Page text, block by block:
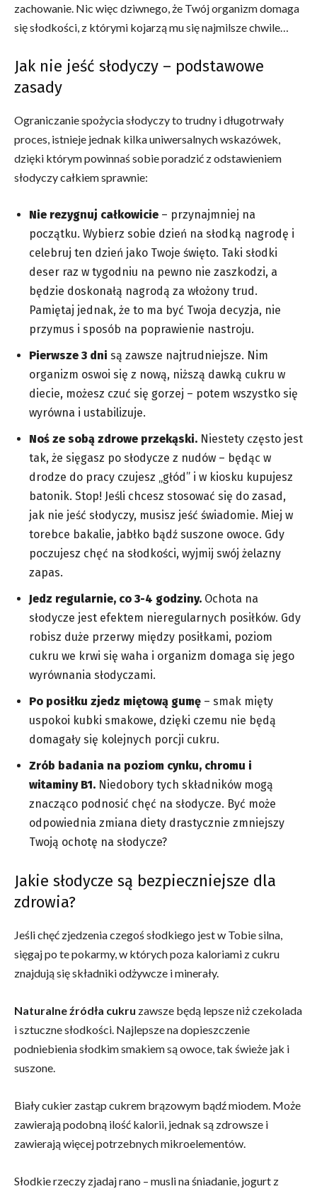
zachowanie. Nic więc dziwnego, że Twój organizm domaga
się słodkości, z którymi kojarzą mu się najmilsze chwile…
Jak nie jeść słodyczy – podstawowe
zasady
Ograniczanie spożycia słodyczy to trudny i długotrwały
proces, istnieje jednak kilka uniwersalnych wskazówek,
dzięki którym powinnaś sobie poradzić z odstawieniem
słodyczy całkiem sprawnie:
Nie rezygnuj całkowicie – przynajmniej na
początku. Wybierz sobie dzień na słodką nagrodę i
celebruj ten dzień jako Twoje święto. Taki słodki
deser raz w tygodniu na pewno nie zaszkodzi, a
będzie doskonałą nagrodą za włożony trud.
Pamiętaj jednak, że to ma być Twoja decyzja, nie
przymus i sposób na poprawienie nastroju.
Pierwsze 3 dni są zawsze najtrudniejsze. Nim
organizm oswoi się z nową, niższą dawką cukru w
diecie, możesz czuć się gorzej – potem wszystko się
wyrówna i ustabilizuje.
Noś ze sobą zdrowe przekąski. Niestety często jest
tak, że sięgasz po słodycze z nudów – będąc w
drodze do pracy czujesz „głód” i w kiosku kupujesz
batonik. Stop! Jeśli chcesz stosować się do zasad,
jak nie jeść słodyczy, musisz jeść świadomie. Miej w
torebce bakalie, jabłko bądź suszone owoce. Gdy
poczujesz chęć na słodkości, wyjmij swój żelazny
zapas.
Jedz regularnie, co 3-4 godziny. Ochota na
słodycze jest efektem nieregularnych posiłków. Gdy
robisz duże przerwy między posiłkami, poziom
cukru we krwi się waha i organizm domaga się jego
wyrównania słodyczami.
Po posiłku zjedz miętową gumę – smak mięty
uspokoi kubki smakowe, dzięki czemu nie będą
domagały się kolejnych porcji cukru.
Zrób badania na poziom cynku, chromu i
witaminy B1. Niedobory tych składników mogą
znacząco podnosić chęć na słodycze. Być może
odpowiednia zmiana diety drastycznie zmniejszy
Twoją ochotę na słodycze?
Jakie słodycze są bezpieczniejsze dla
zdrowia?
Jeśli chęć zjedzenia czegoś słodkiego jest w Tobie silna,
sięgaj po te pokarmy, w których poza kaloriami z cukru
znajdują się składniki odżywcze i minerały.
Naturalne źródła cukru zawsze będą lepsze niż czekolada
i sztuczne słodkości. Najlepsze na dopieszczenie
podniebienia słodkim smakiem są owoce, tak świeże jak i
suszone.
Biały cukier zastąp cukrem brązowym bądź miodem. Może
zawierają podobną ilość kalorii, jednak są zdrowsze i
zawierają więcej potrzebnych mikroelementów.
Słodkie rzeczy zjadaj rano – musli na śniadanie, jogurt z